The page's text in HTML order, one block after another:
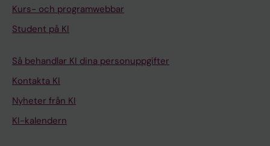
Kurs- och programwebbar
Student på KI
Så behandlar KI dina personuppgifter
Kontakta KI
Nyheter från KI
KI-kalendern